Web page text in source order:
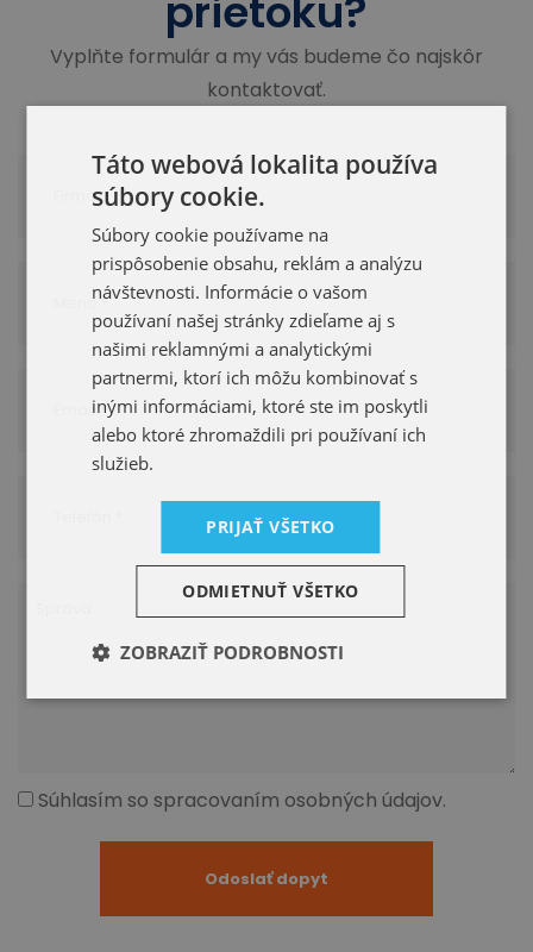
prietoku?
Vyplňte formulár a my vás budeme čo najskôr
kontaktovať.
Súhlasím so spracovaním osobných údajov.
Táto webová lokalita používa
súbory cookie.
Súbory cookie používame na
prispôsobenie obsahu, reklám a analýzu
návštevnosti. Informácie o vašom
používaní našej stránky zdieľame aj s
našimi reklamnými a analytickými
partnermi, ktorí ich môžu kombinovať s
inými informáciami, ktoré ste im poskytli
alebo ktoré zhromaždili pri používaní ich
služieb.
PRIJAŤ VŠETKO
ODMIETNUŤ VŠETKO
ZOBRAZIŤ PODROBNOSTI